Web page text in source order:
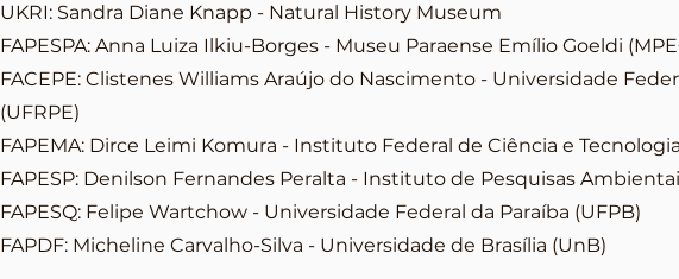
UKRI: Sandra Diane Knapp - Natural History Museum
FAPESPA: Anna Luiza Ilkiu-Borges - Museu Paraense Emílio Goeldi
FACEPE: Clistenes Williams Araújo do Nascimento - Universidade
(UFRPE)
FAPEMA: Dirce Leimi Komura - Instituto Federal de Ciência e
FAPESP: Denilson Fernandes Peralta - Instituto de Pesquisas
FAPESQ: Felipe Wartchow - Universidade Federal da Paraíba (UFPB)
FAPDF: Micheline Carvalho-Silva - Universidade de Brasília (UnB)